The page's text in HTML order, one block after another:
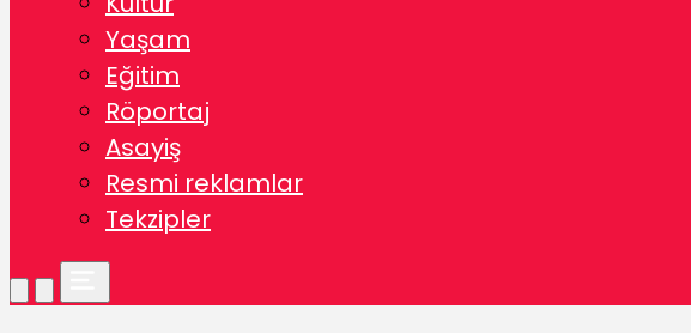
Yaşam
Eğitim
Röportaj
Asayiş
Resmi reklamlar
Tekzipler